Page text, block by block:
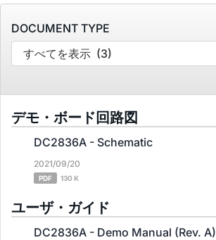
DOCUMENT TYPE
すべてを表示 (3)
デモ・ボード回路図
DC2836A - Schematic
2021/09/20
PDF 130 K
ユーザ・ガイド
DC2836A - Demo Manual (Rev. A)